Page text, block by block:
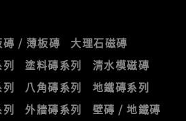
磚 / 薄板磚
大理石磁磚
塗料磚系列
清水模磁磚
列 八角磚系列
地鐵磚系列
外牆磚系列
壁磚 / 地鐵磚